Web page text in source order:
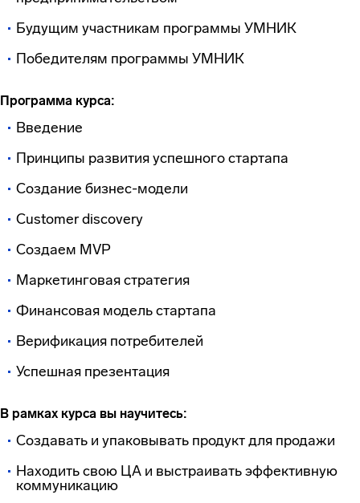
Будущим участникам программы УМНИК
Победителям программы УМНИК
Программа курса:
Введение
Принципы развития успешного стартапа
Создание бизнес-модели
Customer discovery
Создаем MVP
Маркетинговая стратегия
Финансовая модель стартапа
Верификация потребителей
Успешная презентация
В рамках курса вы научитесь:
Создавать и упаковывать продукт для продажи
Находить свою ЦА и выстраивать эффективную
коммуникацию